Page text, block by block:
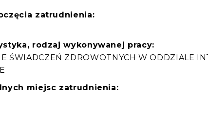
zatrudnienia:
rodzaj wykonywanej pracy:
ŚWIADCZEŃ ZDROWOTNYCH W ODDZIALE
miejsc zatrudnienia: